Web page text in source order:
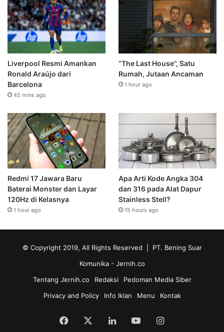
Liverpool Resmi Amankan
Ronald Araújo dari
Barcelona
45 mins ago
“The Last House”, Satu
Rumah, Jutaan Ancaman
1 hour ago
Redmi 17 Jawara Baru
Baterai Monster dan Layar
120Hz di Kelasnya
1 hour ago
Apa Arti Kode Angka 304
dan 316 pada Alat Dapur
Stainless Stell?
15 hours ago
© Copyright 2019, All Rights Reserved | PT. Bening Suar
Komunika - Jernih.co
Tentang Jernih.co
Redaksi
Pedoman Media Siber
Privacy and Policy
Info Iklan Menu Kontak
Facebook LinkedInYouTubeInstagram